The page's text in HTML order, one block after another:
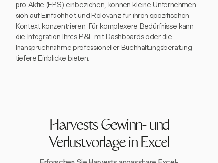
pro Aktie (EPS) einbeziehen, können kleine Unternehmen
sich auf Einfachheit und Relevanz für ihren spezifischen
Kontext konzentrieren. Für komplexere Bedürfnisse kann
die Integration Ihres P&L mit Dashboards oder die
Inanspruchnahme professioneller Buchhaltungsberatung
tiefere Einblicke bieten.
Harvests Gewinn- und
Verlustvorlage in Excel